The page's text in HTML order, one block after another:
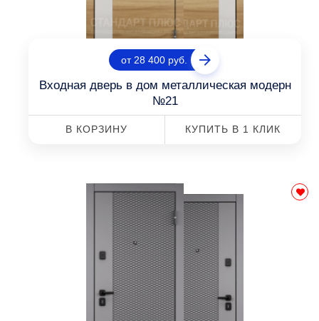
от 28 400 руб.
Входная дверь в дом металлическая модерн
№21
В КОРЗИНУ КУПИТЬ В 1 КЛИК